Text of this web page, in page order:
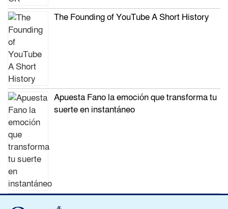
The Founding of YouTube A Short History
Apuesta Fano la emoción que transforma tu
suerte en instantáneo